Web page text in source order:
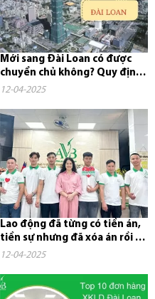
Mới sang Đài Loan có được
chuyển chủ không? Quy định,
chi phí và những điều cần...
12-04-2025
Lao động đã từng có tiền án,
tiền sự nhưng đã xóa án rồi có
đi xuất khẩu lao...
12-04-2025